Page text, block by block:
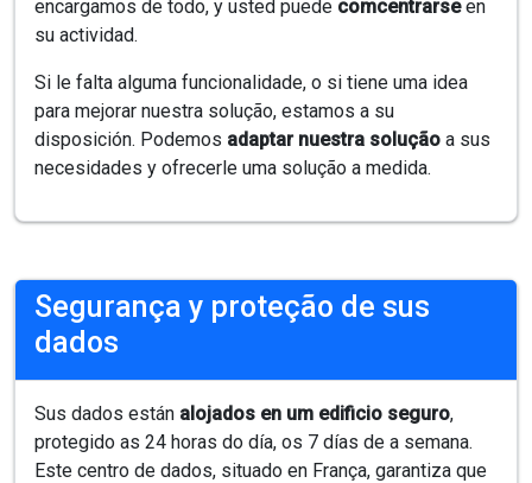
encargamos de todo, y usted puede comcentrarseen
su actividad.
Si le falta alguma funcionalidade, o si tiene uma idea
para mejorar nuestra solução, estamos a su
disposición. Podemos adaptar nuestra solução a sus
necesidades y ofrecerle uma solução a medida.
Segurança y proteção de sus
dados
Sus dados están alojados en um edificio seguro,
protegido as 24 horas do día, os 7 días de a semana.
Este centro de dados, situado en França, garantiza que